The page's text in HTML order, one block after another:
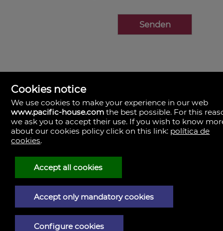
Pacific House
46009 Valencia
Spanien
+34.963.459.094
Impressum
Datenschutzerklärung
Cookies notice
We use cookies to make your experience in our web
www.pacific-house.com the best possible. For this
we ask you to accept their use. If you wish to know
about our cookies policy click on this link: política de
cookies.
Accept all cookies
Accept only mandatory cookies
Configure cookies